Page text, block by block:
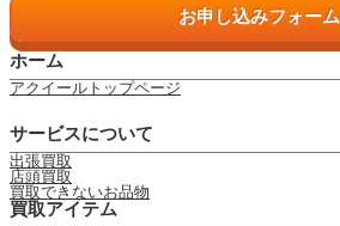
お申し込みフォーム
ホーム
アクイールトップページ
サービスについて
出張買取
店頭買取
買取できないお品物
買取アイテム